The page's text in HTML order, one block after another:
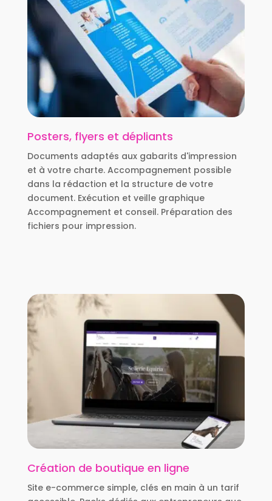
Posters, flyers et dépliants
Documents adaptés aux gabarits d'impression
et à votre charte. Accompagnement possible
dans la rédaction et la structure de votre
document. Exécution et veille graphique
Accompagnement et conseil. Préparation des
fichiers pour impression.
Création de boutique en ligne
Site e-commerce simple, clés en main à un tarif